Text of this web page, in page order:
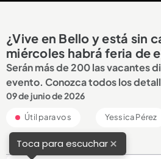
¿Vive en Bello y está sin
miércoles habrá feria de
Serán más de 200 las vacantes
evento. Conozca todos los
09 de junio de 2026
Útil para vos Yessica Pérez
Toca para escuchar×